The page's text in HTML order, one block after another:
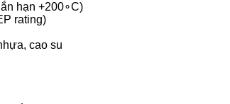
hạn +200∘C)
rating)
cao su